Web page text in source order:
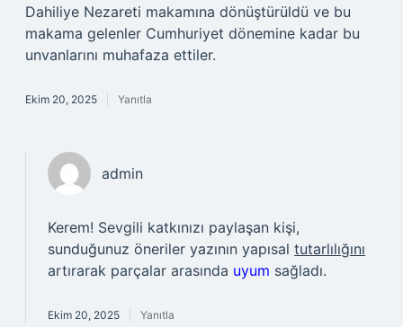
Dahiliye Nezareti makamına dönüştürüldü ve bu
makama gelenler Cumhuriyet dönemine kadar bu
unvanlarını muhafaza ettiler.
Ekim 20, 2025 Yanıtla
admin
Kerem! Sevgili katkınızı paylaşan kişi,
sunduğunuz öneriler yazının yapısal tutarlılığını
artırarak parçalar arasında uyum sağladı.
Ekim 20, 2025 Yanıtla